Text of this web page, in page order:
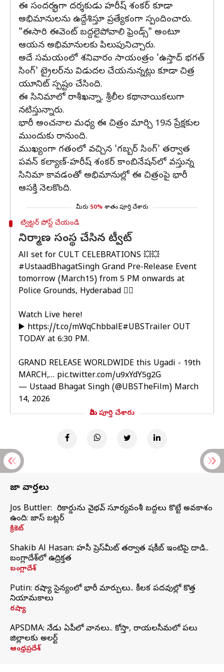
ఈ సందర్భంగా దర్శకుడు హరీష్ శంకర్ కూడా
అభిమానులను ఉద్దేశిస్తూ ప్రత్యేకంగా స్పందించారు.
"ఈసారి ఈవెంట్ బద్దలైపోవాలి ఫ్రెండ్స్" అంటూ
ఆయన అభిమానులకు పిలుపునిచ్చారు.
అదే సమయంలో శనివారం సాయంత్రం 'ఉస్తాద్ భగత్
సింగ్' ట్రైలర్‌ను విడుదల చేయనున్నట్లు కూడా చిత్ర
యూనిట్ స్పష్టం చేసింది.
ఈ సినిమాలో రాశీఖన్నా, శ్రీలీల కథానాయికలుగా
నటిస్తున్నారు.
భారీ అంచనాల మధ్య ఈ చిత్రం మార్చి 19న ప్రేక్షకుల
ముందుకు రానుంది.
ముఖ్యంగా గతంలో వచ్చిన 'గబ్బర్ సింగ్' తర్వాత
పవన్ కల్యాణ్-హరీష్ శంకర్ కాంబినేషన్‌లో వస్తున్న
సినిమా కావడంతో అభిమానుల్లో ఈ చిత్రంపై భారీ
ఆసక్తి నెలకొంది.
మీరు 50% శాతం పూర్తి చేశారు
ట్విట్టర్ పోస్ట్ చేయండి
నిర్మాణ సంస్థ చేసిన ట్వీట్
All set for CULT CELEBRATIONS 💥💥
#UstaadBhagatSingh Grand Pre-Release Event
tomorrow (March15) from 5 PM onwards at
Police Grounds, Hyderabad ❤‍🔥
Watch Live here!
▶️ https://t.co/mWqChbbalE#UBSTrailer OUT
TODAY at 6:30 PM.
GRAND RELEASE WORLDWIDE this Ugadi - 19th
MARCH,… pic.twitter.com/u9xYdY5g2G
— Ustaad Bhagat Singh (@UBSTheFilm) March
14, 2026
మీరు పూర్తి చేశారు
తాజా వార్తలు
Jos Buttler: నా రికార్డును వైభవ్ సూర్యవంశీ బద్దలు కొట్టే అవకాశం
ఉంది: జాస్ బట్లర్
క్రికెట్
Shakib Al Hasan: హసీనా ప్రెస్‌మీట్‌ తర్వాత షకీబ్‌ ఇంటిపై దాడి..
బంగ్లాదేశ్‌లో ఉద్రిక్తత
బంగ్లాదేశ్
Putin: రష్యా సైన్యంలో భారీ మార్పులు.. కీలక పదవుల్లో కొత్త
నియామకాలు
రష్యా
APSDMA: నేడు ఏపీలో వానలు.. కోస్తా, రాయలసీమలో పలు
జిల్లాలకు అలర్ట్
ఆంధ్రప్రదేశ్